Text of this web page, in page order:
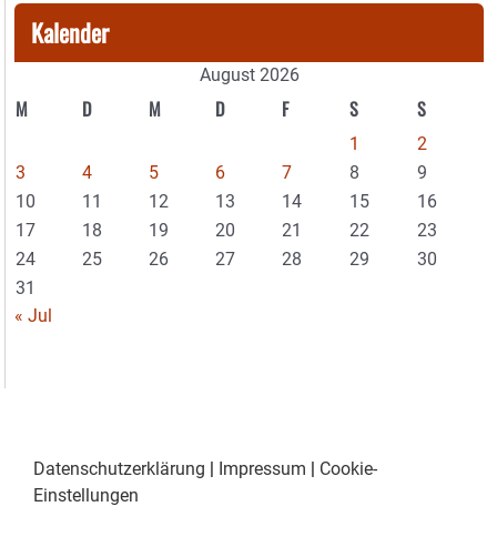
Kalender
August 2026
M D M D F S S
1
2
3
4 5 6 7 8
9
10
11 12 13 14 15
16
17
18 19 20 21 22
23
24
25 26 27 28 29
30
31
« Jul
Datenschutzerklärung | Impressum | Cookie-
Einstellungen